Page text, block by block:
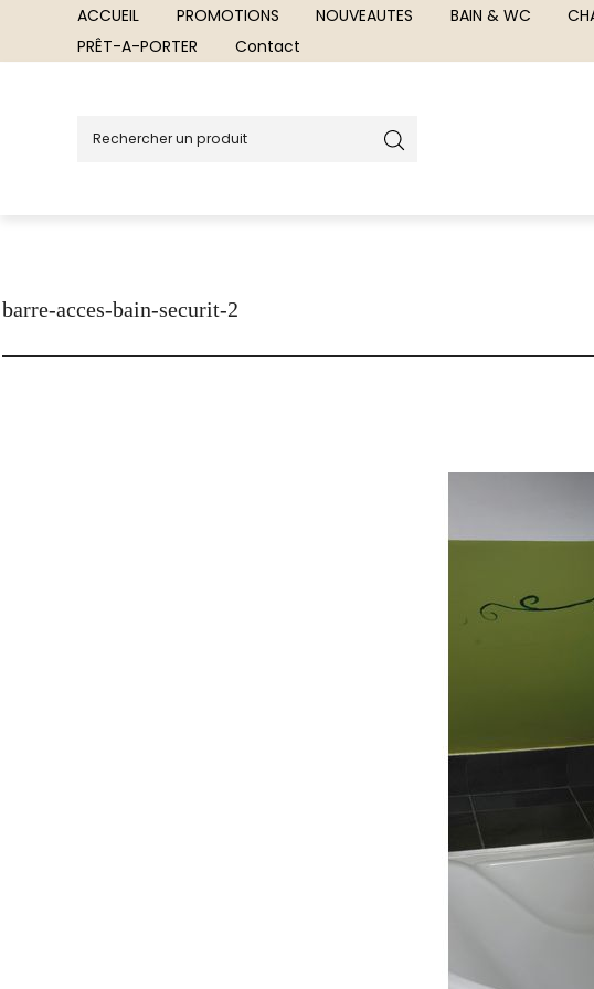
ACCUEIL PROMOTIONS NOUVEAUTES BAIN & WC
PRÊT-A-PORTER
Contact
barre-acces-bain-securit-2